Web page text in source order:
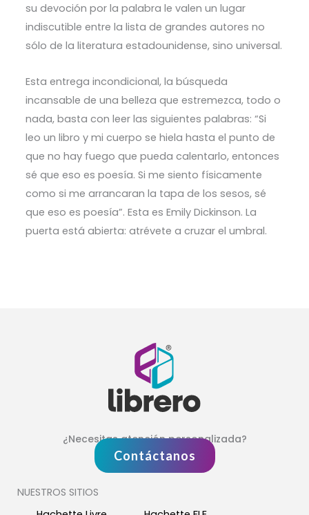
su devoción por la palabra le valen un lugar
indiscutible entre la lista de grandes autores no
sólo de la literatura estadounidense, sino universal.
Esta entrega incondicional, la búsqueda
incansable de una belleza que estremezca, todo o
nada, basta con leer las siguientes palabras: “Si
leo un libro y mi cuerpo se hiela hasta el punto de
que no hay fuego que pueda calentarlo, entonces
sé que eso es poesía. Si me siento físicamente
como si me arrancaran la tapa de los sesos, sé
que eso es poesía”. Esta es Emily Dickinson. La
puerta está abierta: atrévete a cruzar el umbral.
¿Necesitas atención personalizada?
Contáctanos
NUESTROS SITIOS